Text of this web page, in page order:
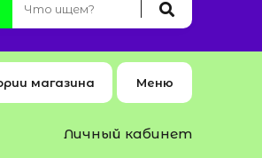
магазина Меню
Личный кабинет